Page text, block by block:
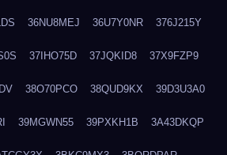
36NU8MEJ 36U7Y0NR 376J215Y
37IHO75D 37JQKID8 37X9FZP9
38O70PCO 38QUD9KX 39D3U3A0
39MGWN55 39PXKH1B 3A43DKQP